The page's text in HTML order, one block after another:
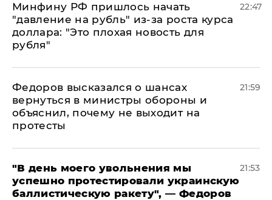
Минфину РФ пришлось начать
"давление на рубль" из-за роста курса
доллара: "Это плохая новость для
рубля"
22:47
Федоров высказался о шансах
вернуться в министры обороны и
объяснил, почему не выходит на
протесты
21:59
​"В день моего увольнения мы
успешно протестировали украинскую
баллистическую ракету", — Федоров
21:53